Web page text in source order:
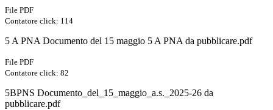
File PDF
Contatore click: 114
5 A PNA Documento del 15 maggio 5 A PNA da pubblicare.pdf
File PDF
Contatore click: 82
5BPNS Documento_del_15_maggio_a.s._2025-26 da
pubblicare.pdf